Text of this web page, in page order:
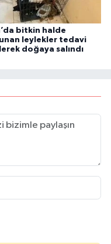
bitkin halde
leylekler tedavi
doğaya salındı